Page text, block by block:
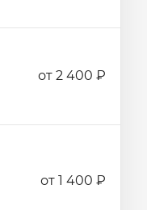
от 2 400 ₽
от 1 400 ₽